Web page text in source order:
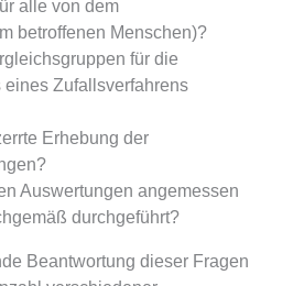
alle von dem
betroffenen Menschen)?
für die
eines Zufallsverfahrens
Erhebung der
Auswertungen angemessen
durchgeführt?
Beantwortung dieser Fragen